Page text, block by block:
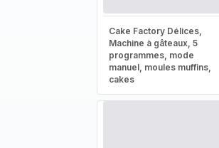
Cake Factory Délices,
Machine à gâteaux, 5
programmes, mode
manuel, moules muffins,
cakes